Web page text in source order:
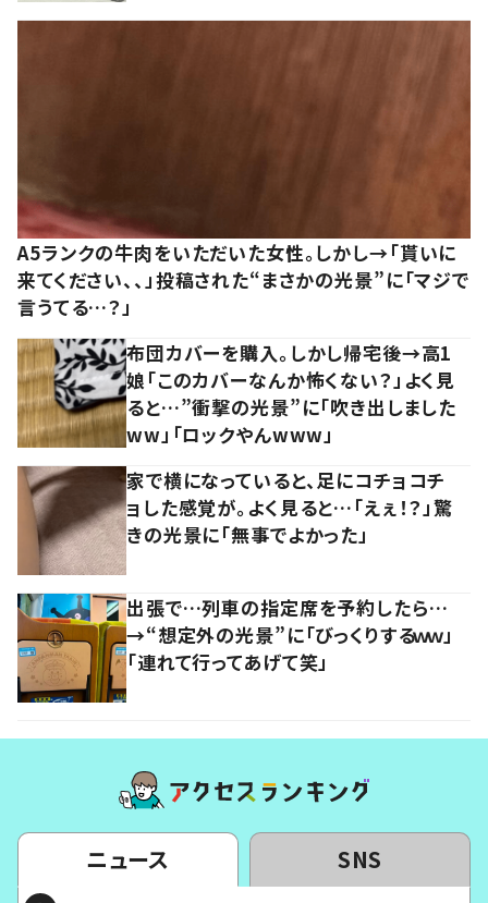
A5ランクの牛肉をいただいた女性。しかし→「貰いに
来てください、、」投稿された“まさかの光景”に「マジで
言うてる…？」
布団カバーを購入。しかし帰宅後→高1
娘「このカバーなんか怖くない？」よく見
ると…”衝撃の光景”に「吹き出しました
ww」「ロックやんwww」
家で横になっていると、足にコチョコチ
ョした感覚が。よく見ると…「えぇ！？」驚
きの光景に「無事でよかった」
出張で…列車の指定席を予約したら…
→“想定外の光景”に「びっくりするｗｗ」
「連れて行ってあげて笑」
ニュース SNS